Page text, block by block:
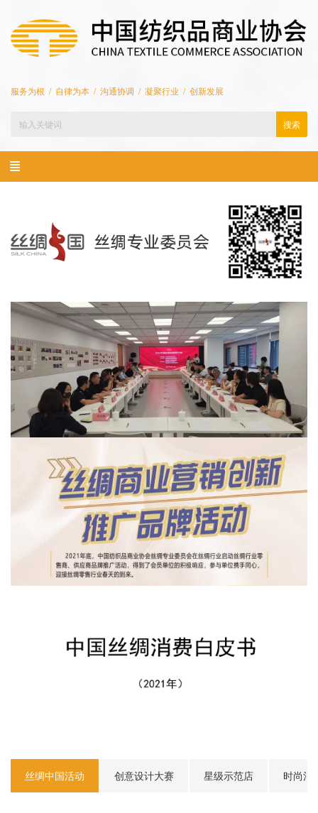
服务为根 / 自律为本 / 沟通协调 / 凝聚行业 / 创新发展
搜索
丝绸中国活动 创意设计大赛 星级示范店 时尚消